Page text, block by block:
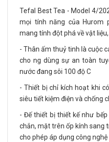
Tefal Best Tea - Model 4/
mọi tính năng của Hurom
mang tính đột phá về vật
- Thân ấm thuỷ tinh là cuộc
cho ng dùng sự an toàn
nước đang sôi 100 độ C
- Thiết bị chỉ kích hoạt khi
siêu tiết kiệm điện và chống
- Đế thiết bị thiết kế như
chắn, mặt trên ốp kính sang
cho phép áp dụng công